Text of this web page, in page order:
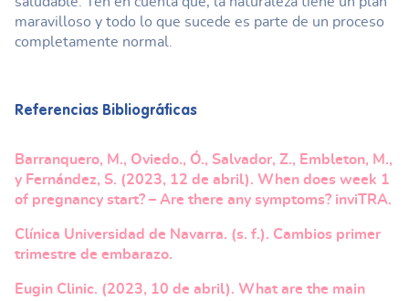
maravilloso y todo lo que sucede es parte de un proceso
completamente normal.
Referencias Bibliográficas
Barranquero, M., Oviedo., Ó., Salvador, Z., Embleton, M.,
y Fernández, S. (2023, 12 de abril). When does week 1
of pregnancy start? – Are there any symptoms? inviTRA.
Clínica Universidad de Navarra. (s. f.). Cambios primer
trimestre de embarazo.
Eugin Clinic. (2023, 10 de abril). What are the main